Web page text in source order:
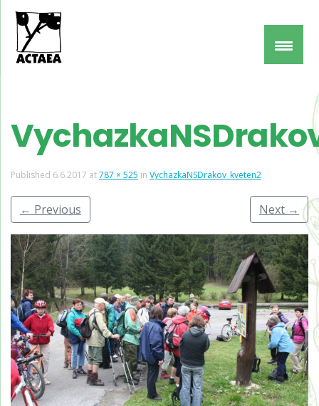
Published 6.6.2017 at787 × 525 in VychazkaNSDrakov_kveten2
← Previous Next →